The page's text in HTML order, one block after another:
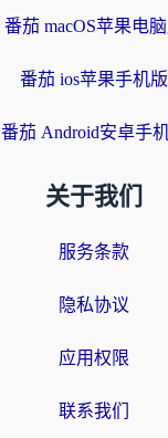
番茄 macOS苹果电
番茄 ios苹果手机版
番茄 Android安卓手
关于我们
服务条款
隐私协议
应用权限
联系我们